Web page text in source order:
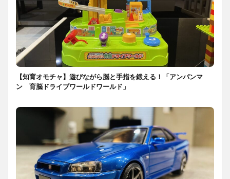
【知育オモチャ】遊びながら脳と手指を鍛える！「アンパンマ
ン 育脳ドライブワールドワールド」